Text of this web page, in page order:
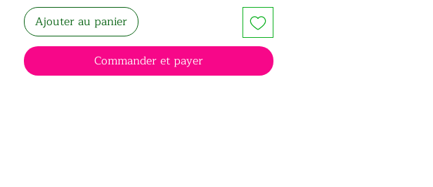
Ajouter au panier
Commander et payer